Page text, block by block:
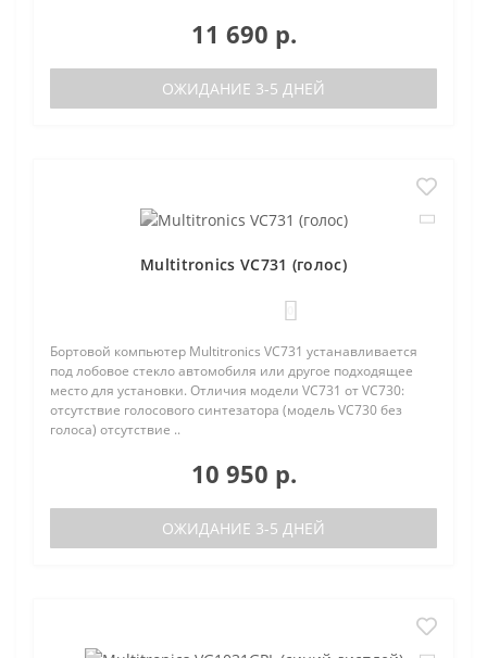
11 690 р.
ОЖИДАНИЕ 3-5 ДНЕЙ
Multitronics VC731 (голос)
Бортовой компьютер Multitronics VC731 устанавливается
под лобовое стекло автомобиля или другое подходящее
место для установки. Отличия модели VC731 от VC730:
отсутствие голосового синтезатора (модель VC730 без
голоса) отсутствие ..
10 950 р.
ОЖИДАНИЕ 3-5 ДНЕЙ